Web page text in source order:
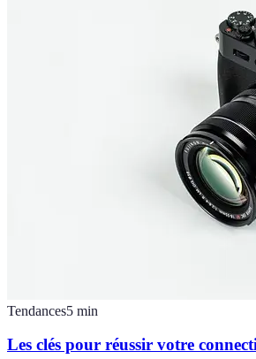
Tendances5 min
Les clés pour réussir votre